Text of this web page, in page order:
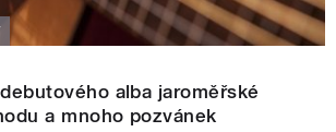
alba jaroměřské
a mnoho pozvánek